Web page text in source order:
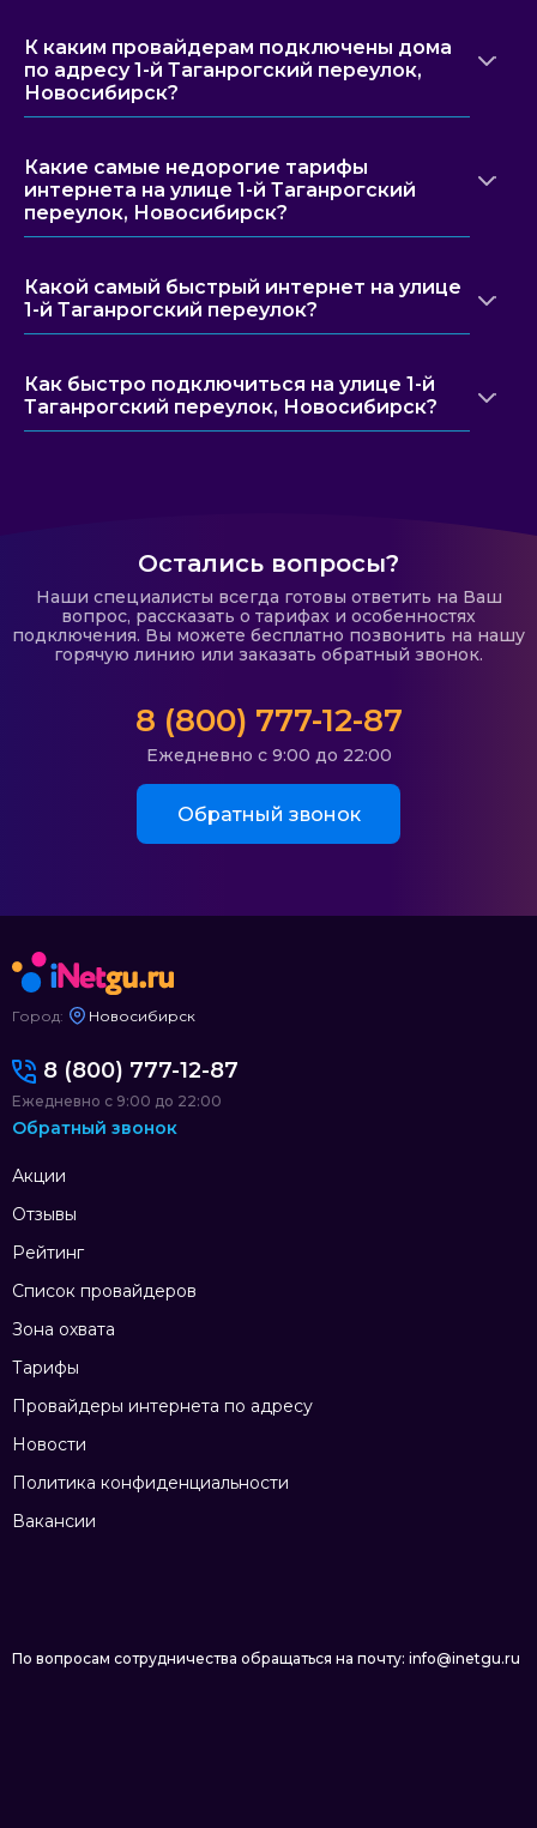
К каким провайдерам подключены дома
по адресу 1-й Таганрогский переулок,
Новосибирск?
Какие самые недорогие тарифы
интернета на улице 1-й Таганрогский
переулок, Новосибирск?
Какой самый быстрый интернет на улице
1-й Таганрогский переулок?
Как быстро подключиться на улице 1-й
Таганрогский переулок, Новосибирск?
Остались вопросы?
Наши специалисты всегда готовы ответить на Ваш
вопрос, рассказать о тарифах и особенностях
подключения. Вы можете бесплатно позвонить на нашу
горячую линию или заказать обратный звонок.
8 (800) 777-12-87
Ежедневно с 9:00 до 22:00
Обратный звонок
Город: Новосибирск
Акции
Отзывы
Рейтинг
Список провайдеров
Зона охвата
Тарифы
Провайдеры интернета по адресу
Новости
Политика конфиденциальности
Вакансии
8 (800) 777-12-87
Ежедневно с 9:00 до 22:00
Обратный звонок
По вопросам сотрудничества обращаться на почту: info@inetgu.ru